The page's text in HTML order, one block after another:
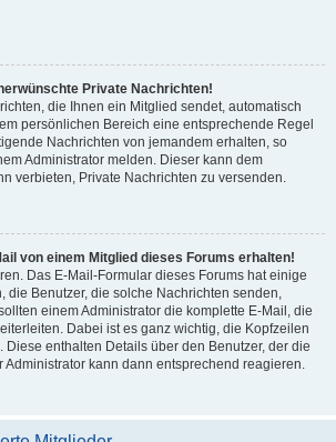
Private Nachrichten!
die Ihnen ein Mitglied sendet, automatisch
persönlichen Bereich eine entsprechende Regel
Nachrichten von jemandem erhalten, so
Administrator melden. Dieser kann dem
verbieten, Private Nachrichten zu versenden.
von einem Mitglied dieses Forums erhalten!
Das E-Mail-Formular dieses Forums hat einige
die Benutzer, die solche Nachrichten senden,
einem Administrator die komplette E-Mail, die
Dabei ist es ganz wichtig, die Kopfzeilen
Diese enthalten Details über den Benutzer, der die
Administrator kann dann entsprechend reagieren.